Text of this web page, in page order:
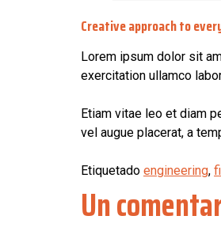
Creative approach to
Lorem ipsum dolor sit
exercitation ullamco
Etiam vitae leo et diam
vel augue placerat, a
Etiquetado engineering,
Un